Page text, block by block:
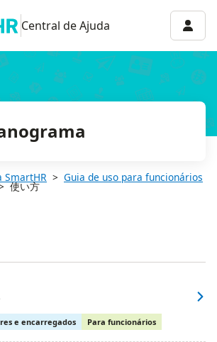
Central de Ajuda
SmartHR Guia de uso para funcionários
使い方
e encarregados Para funcionários